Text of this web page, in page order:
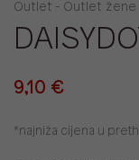
Outlet - Outlet žene
9,10 €
*najniža cijena u